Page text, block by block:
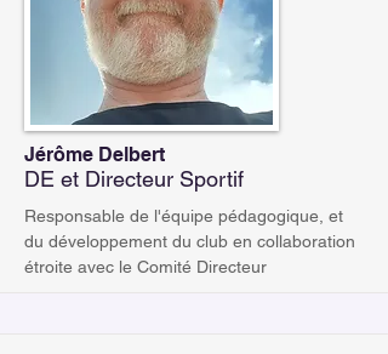
Jérôme Delbert
DE et Directeur Sportif
Responsable de l'équipe pédagogique, et
du développement du club en collaboration
étroite avec le Comité Directeur